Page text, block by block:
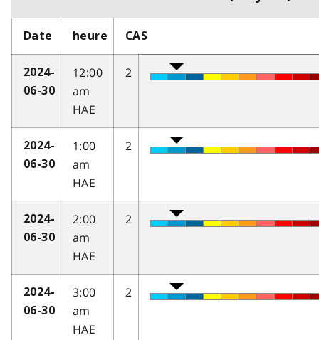
Date heure CAS
2024-
06-30
12:00
am
HAE
2
2024-
06-30
1:00
am
HAE
2
2024-
06-30
2:00
am
HAE
2
2024-
06-30
3:00
am
HAE
2